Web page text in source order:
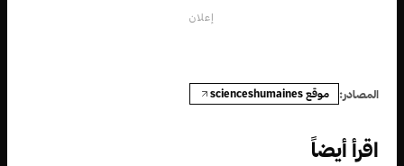
إعلان
المصادر: موقع scienceshumaines
اقرأ أيضاً